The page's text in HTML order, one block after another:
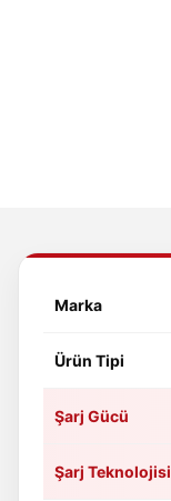
Marka
Ürün Tipi
Şarj Gücü
Şarj Teknolojisi